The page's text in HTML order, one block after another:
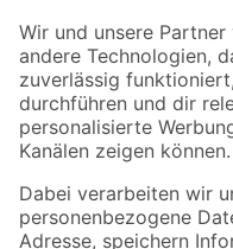
Der toom Newsletter: Keine
Zur Newsletter
Folge uns